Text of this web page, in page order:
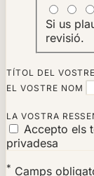
Si us
revisió.
TÍTOL DEL
EL VOSTRE NOM
LA VOSTRA
Accepto els
privadesa
* Camps